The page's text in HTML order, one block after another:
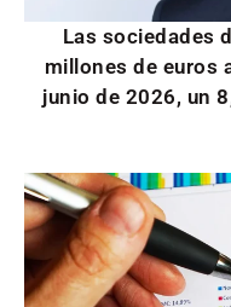
Las sociedades
millones de euros
junio de 2026, un